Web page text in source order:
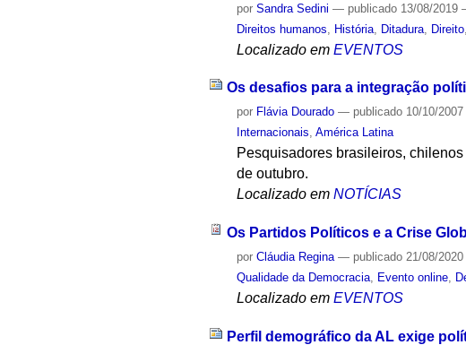
porSandra Sedini — publicado 13/08/2019
Direitos humanos
História Ditadura Direito
Localizado em EVENTOS
Os desafios para a integração
por Flávia Dourado — publicado 10/10/
Internacionais,América Latina
Pesquisadores brasileiros,
de outubro.
Localizado em NOTÍCIAS
Os Partidos Políticos e a Crise
porCláudia Regina — publicado 21/08/
Qualidade da Democracia, Evento online,
Localizado em EVENTOS
Perfil demográfico da AL exige